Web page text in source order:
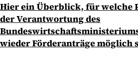
Hier ein Überblick, für welche
der Verantwortung des
wieder Förderanträge möglich